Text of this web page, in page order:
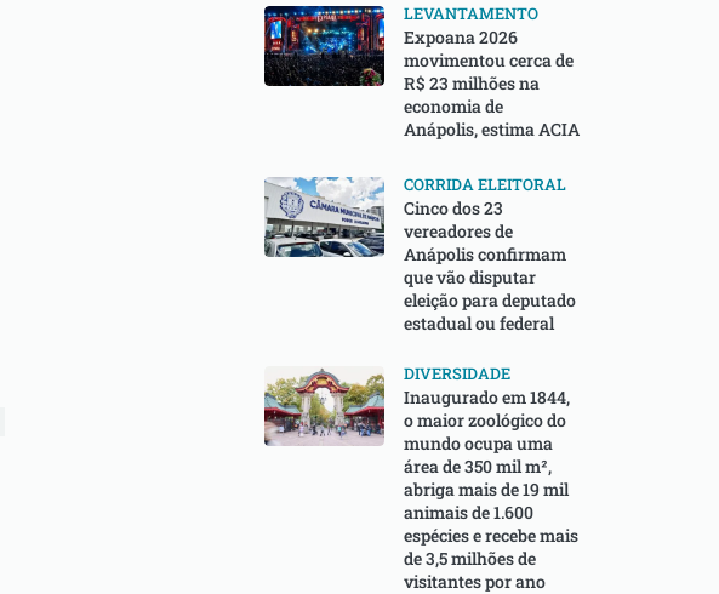
LEVANTAMENTO
Expoana 2026
movimentou cerca de
R$ 23 milhões na
economia de
Anápolis, estima ACIA
CORRIDA ELEITORAL
Cinco dos 23
vereadores de
Anápolis confirmam
que vão disputar
eleição para deputado
estadual ou federal
DIVERSIDADE
Inaugurado em 1844,
o maior zoológico do
mundo ocupa uma
área de 350 mil m²,
abriga mais de 19 mil
animais de 1.600
espécies e recebe mais
de 3,5 milhões de
visitantes por ano